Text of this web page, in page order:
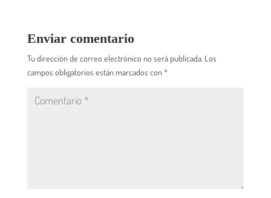
Enviar comentario
Tu dirección de correo electrónico no será publicada. Los
campos obligatorios están marcados con*